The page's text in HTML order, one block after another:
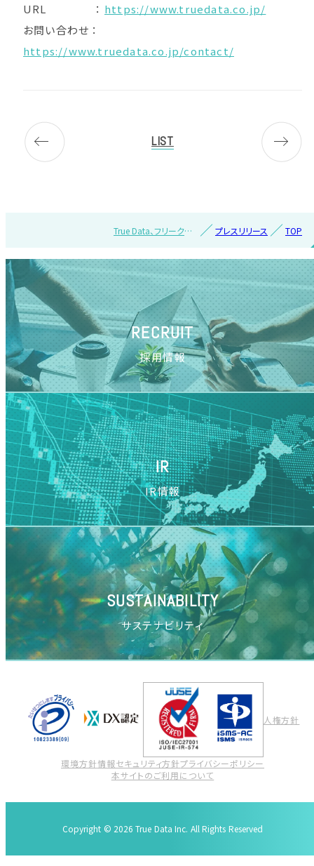
URL ： https://www.truedata.co.jp/
お問い合わせ ：
https://www.truedata.co.jp/contact/
LIST
TOP
プレスリリース
True Data、フリークア
ータを活用した広告タ
ーゲティング・効果検証
を支援
RECRUIT
採用情報
IR
IR情報
SUSTAINABILITY
サステナビリティ
人権方針
環境方針情報セキュリティ方針プライバシーポリシー
本サイトのご利用について
Copyright © 2026 True Data Inc. All Rights Reserved